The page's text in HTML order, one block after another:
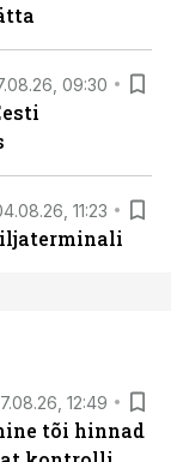
09:30
11:23
12:49
tõi hinnad